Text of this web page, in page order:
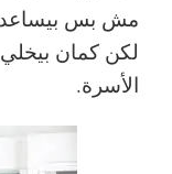
مش بس بيساعد
لكن كمان
الأسرة.